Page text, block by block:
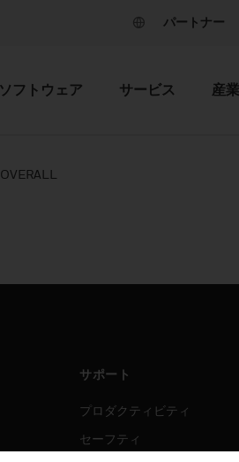
パートナー
ソフトウェア サービス 産
サポート
プロダクティビティ
セーフティ